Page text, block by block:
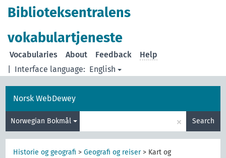
Biblioteksentralens
vokabulartjeneste
Interface language: English
Vocabularies About Feedback Help
Norsk WebDewey
Norwegian Bokmål × Search
Historie og geografi >Geografi og reiser> Kart og